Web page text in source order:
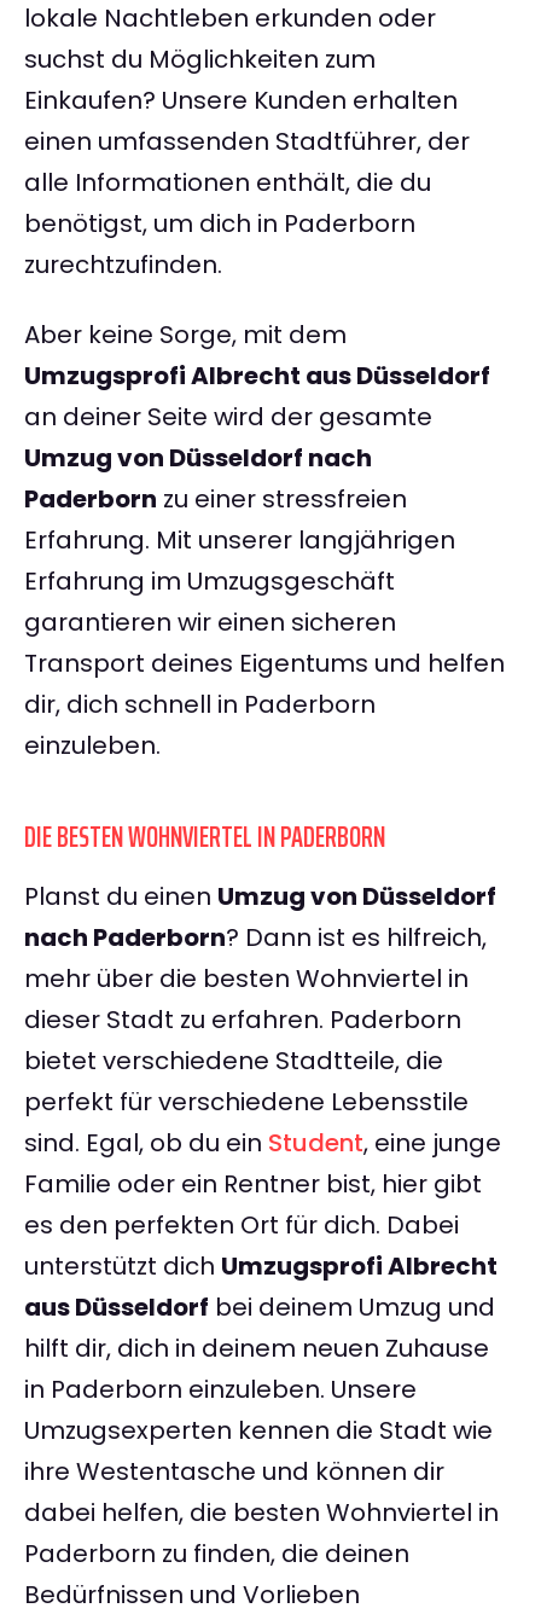
lokale Nachtleben erkunden oder
suchst du Möglichkeiten zum
Einkaufen? Unsere Kunden erhalten
einen umfassenden Stadtführer, der
alle Informationen enthält, die du
benötigst, um dich in Paderborn
zurechtzufinden.
Aber keine Sorge, mit dem
Umzugsprofi Albrecht aus Düsseldorf
an deiner Seite wird der gesamte
Umzug von Düsseldorf nach
Paderborn zu einer stressfreien
Erfahrung. Mit unserer langjährigen
Erfahrung im Umzugsgeschäft
garantieren wir einen sicheren
Transport deines Eigentums und helfen
dir, dich schnell in Paderborn
einzuleben.
DIE BESTEN WOHNVIERTEL IN PADERBORN
Planst du einen Umzug von Düsseldorf
nach Paderborn? Dann ist es hilfreich,
mehr über die besten Wohnviertel in
dieser Stadt zu erfahren. Paderborn
bietet verschiedene Stadtteile, die
perfekt für verschiedene Lebensstile
sind. Egal, ob du ein Student, eine junge
Familie oder ein Rentner bist, hier gibt
es den perfekten Ort für dich. Dabei
unterstützt dich Umzugsprofi Albrecht
aus Düsseldorf bei deinem Umzug und
hilft dir, dich in deinem neuen Zuhause
in Paderborn einzuleben. Unsere
Umzugsexperten kennen die Stadt wie
ihre Westentasche und können dir
dabei helfen, die besten Wohnviertel in
Paderborn zu finden, die deinen
Bedürfnissen und Vorlieben